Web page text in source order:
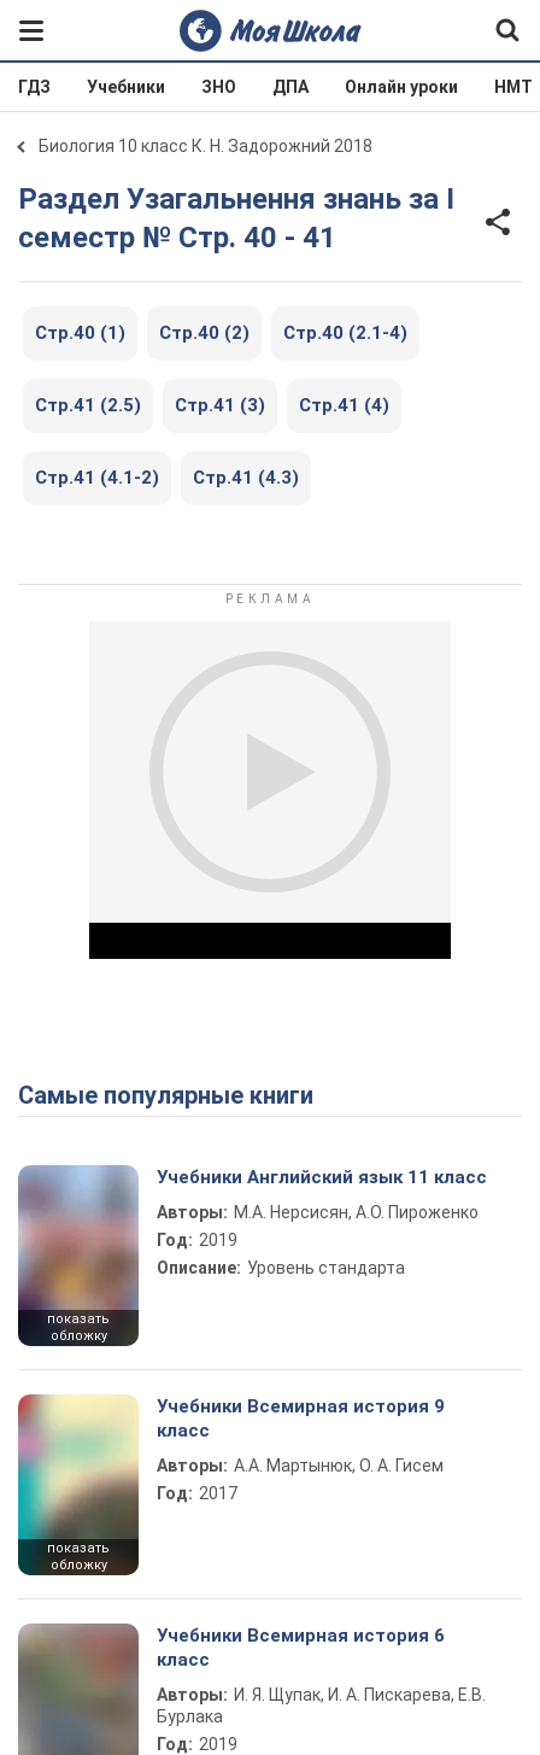
ГДЗ Учебники ЗНО ДПА Онлайн уроки НМТ
Биология 10 класс К. Н. Задорожний 2018
Раздел Узагальнення знань за І
семестр № Стр. 40 - 41
Стр.40 (1) Стр.40 (2) Стр.40 (2.1-4)
Стр.41 (2.5) Стр.41 (3) Стр.41 (4)
Стр.41 (4.1-2) Стр.41 (4.3)
Play Video
Самые популярные книги
показать
обложку
Учебники Английский язык 11 класс
Авторы: М.А. Нерсисян, А.О. Пироженко
Год: 2019
Описание: Уровень стандарта
показать
обложку
Учебники Всемирная история 9
класс
Авторы: А.А. Мартынюк, О. А. Гисем
Год: 2017
Учебники Всемирная история 6
класс
Авторы: И. Я. Щупак, И. А. Пискарева, Е.В.
Бурлака
Год: 2019